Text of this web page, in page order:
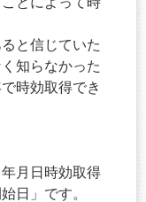
と信じていた
知らなかった
時効取得でき
月日時効取得
日」です。